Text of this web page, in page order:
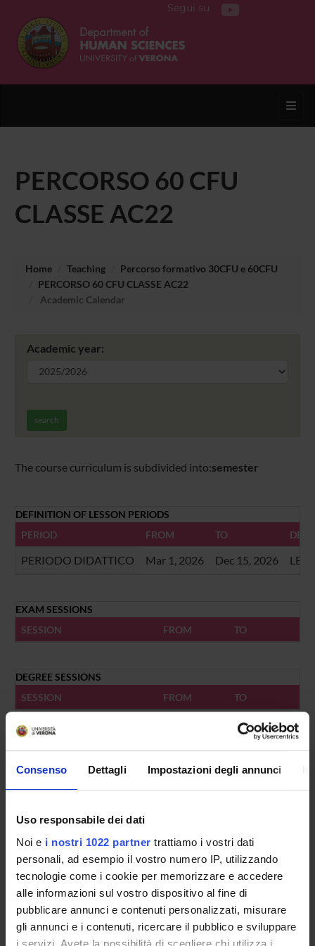
Consenso Dettagli Impostazioni degli annunci
Uso responsabile dei dati
Noi e i nostri 1022 partner trattiamo i vostri dati
personali, ad esempio il vostro numero IP, utilizzando
tecnologie come i cookie per memorizzare e accedere
alle informazioni sul vostro dispositivo al fine di
pubblicare annunci e contenuti personalizzati, misurare
gli annunci e i contenuti, ricercare il pubblico e sviluppare
i servizi. Avete la possibilità di scegliere chi utilizza i
Segui su
PERCORSO 60 CFU
CLASSE AC22
Home Teaching
Percorso formativo 30CFU e 60CFU
PERCORSO 60 CFU CLASSE AC22
Academic Calendar
Academic year:
search
The course curriculum is subdivided into:semester
DEFINITION OF LESSON PERIODS
PERIOD
FROM TO
PERIODO DIDATTICO Mar 1, 2026 Dec 15, 2026
EXAM SESSIONS
SESSION
FROM TO
DEGREE SESSIONS
SESSION
FROM TO
FROM
TO
Overview
Enrolment Policy
Courses
Academic Calendar
Lesson timetable